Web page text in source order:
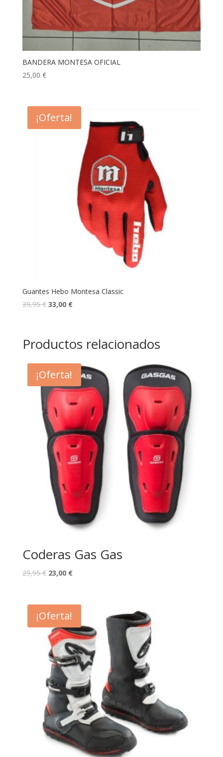
BANDERA MONTESA OFICIAL
25,00 €
¡Oferta!
Guantes Hebo Montesa Classic
39,95€ 33,00 €
Productos relacionados
¡Oferta!
Coderas Gas Gas
29,95€ 23,00 €
¡Oferta!